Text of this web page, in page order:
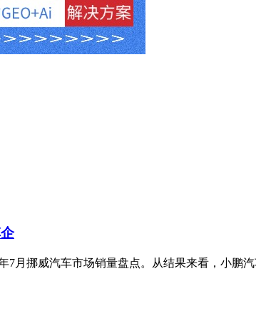
月挪威汽车市场销量盘点。从结果来看，小鹏